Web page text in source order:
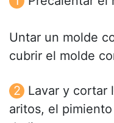
Untar un molde
cubrir el molde
Lavar y cortar
aritos, el